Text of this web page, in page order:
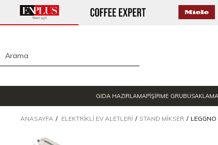
GIDA HAZIRLAMAPİŞİRME GRUBU
ANASAYFA ELEKTRIKLI EV ALETLERI STAND MIKSER